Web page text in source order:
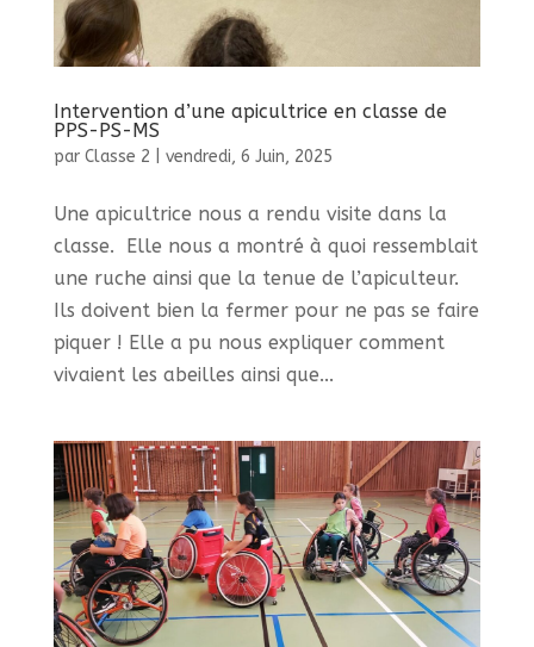
Intervention d’une apicultrice en classe de
PPS-PS-MS
par Classe 2 vendredi, 6 Juin, 2025
Une apicultrice nous a rendu visite dans la
classe. Elle nous a montré à quoi ressemblait
une ruche ainsi que la tenue de l’apiculteur.
Ils doivent bien la fermer pour ne pas se faire
piquer ! Elle a pu nous expliquer comment
vivaient les abeilles ainsi que...